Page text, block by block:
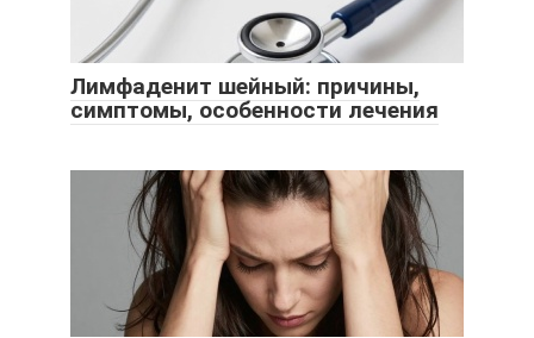
Лимфаденит шейный: причины,
симптомы, особенности лечения